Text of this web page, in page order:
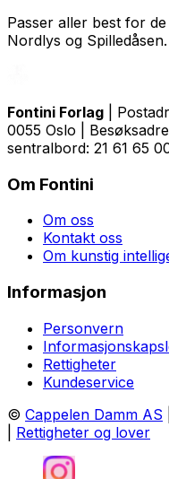
Passer aller best for
Nordlys og Spilledåsen.
Fontini Forlag |
0055 Oslo |
sentralbord: 21 61 65
Om Fontini
Om oss
Kontakt oss
Om kunstig
Informasjon
Personvern
Rettigheter
Kundeservice
© Cappelen Damm AS
Rettigheter og lover